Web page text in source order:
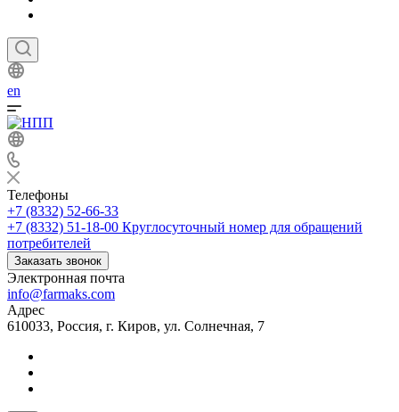
en
Телефоны
+7 (8332) 52-66-33
+7 (8332) 51-18-00 Круглосуточный номер для обращений
потребителей
Заказать звонок
Электронная почта
info@farmaks.com
Адрес
610033, Россия, г. Киров, ул. Солнечная, 7